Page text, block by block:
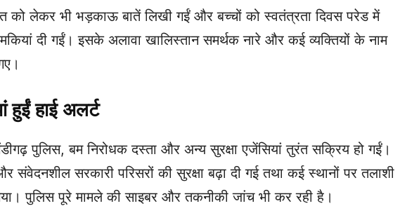
को लेकर भी भड़काऊ बातें लिखी गईं और बच्चों को स्वतंत्रता दिवस परेड में
दी गईं। इसके अलावा खालिस्तान समर्थक नारे और कई व्यक्तियों के नाम
हुईं हाई अलर्ट
पुलिस, बम निरोधक दस्ता और अन्य सुरक्षा एजेंसियां तुरंत सक्रिय हो गईं।
संवेदनशील सरकारी परिसरों की सुरक्षा बढ़ा दी गई तथा कई स्थानों पर तलाशी
पुलिस पूरे मामले की साइबर और तकनीकी जांच भी कर रही है।